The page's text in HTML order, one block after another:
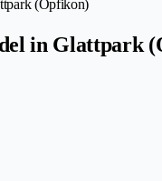
(Opfikon)
in Glattpark